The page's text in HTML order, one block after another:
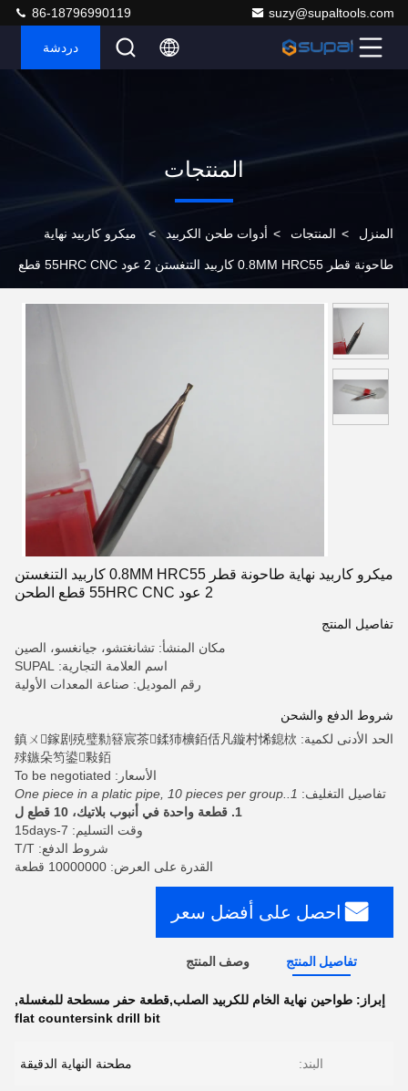
suzy@supaltools.com
86-18796990119
دردشة
المنتجات
المنزل > المنتجات > أدوات طحن الكربيد > ميكرو كاربيد نهاية
طاحونة قطر 0.8MM HRC55 كاربيد التنغستن 2 عود 55HRC CNC قطع
ميكرو كاربيد نهاية طاحونة قطر 0.8MM HRC55 كاربيد التنغستن
2 عود 55HRC CNC قطع الطحن
تفاصيل المنتج
مكان المنشأ: تشانغتشو، جيانغسو، الصين
اسم العلامة التجارية: SUPAL
رقم الموديل: صناعة المعدات الأولية
شروط الدفع والشحن
الحد الأدنى لكمية: 鎮ㄨ鎵剧殑璧勬簮宸茶鍒犻櫎銆佸凡鏇村悕鎴栨
殏鏃朵笉鍙敤銆
الأسعار: To be negotiated
تفاصيل التغليف: 1.One piece in a platic pipe, 10 pieces per group.
1. قطعة واحدة في أنبوب بلاتيك، 10 قطع ل
وقت التسليم: 7-15days
شروط الدفع: T/T
القدرة على العرض: 10000000 قطعة
احصل على أفضل سعر
تفاصيل المنتج وصف المنتج
إبراز: طواحين نهاية الخام للكربيد الصلب,قطعة حفر مسطحة للمغسلة,
flat countersink drill bit
البند: مطحنة النهاية الدقيقة